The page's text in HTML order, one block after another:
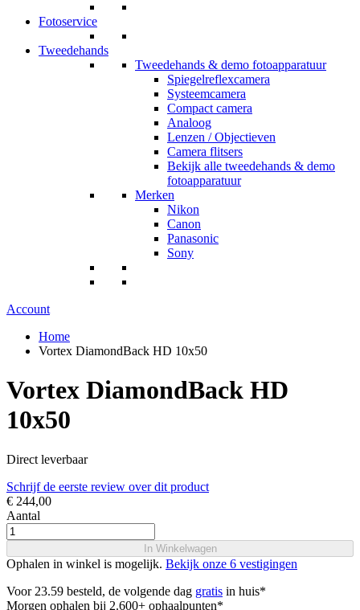
Fotoservice
Tweedehands
Tweedehands & demo fotoapparatuur
Spiegelreflexcamera
Systeemcamera
Compact camera
Analoog
Lenzen / Objectieven
Camera flitsers
Bekijk alle tweedehands & demo
fotoapparatuur
Merken
Nikon
Canon
Panasonic
Sony
Account
Home
Vortex DiamondBack HD 10x50
Vortex DiamondBack HD
10x50
Direct leverbaar
Schrijf de eerste review over dit product
€ 244,00
Aantal
In Winkelwagen
Ophalen in winkel is mogelijk. Bekijk onze 6 vestigingen
Voor 23.59 besteld, de volgende dag gratis in huis*
Morgen ophalen bij 2.600+ ophaalpunten*